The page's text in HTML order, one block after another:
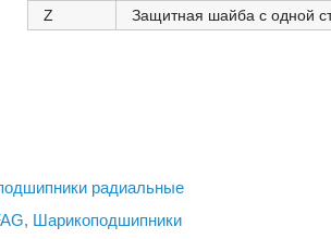
Z
Защитная шайба с одной
радиальные
, Шарикоподшипники